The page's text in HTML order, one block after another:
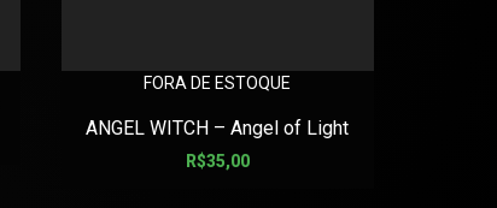
FORA DE ESTOQUE
ANGEL WITCH – Angel of Light
R$35,00